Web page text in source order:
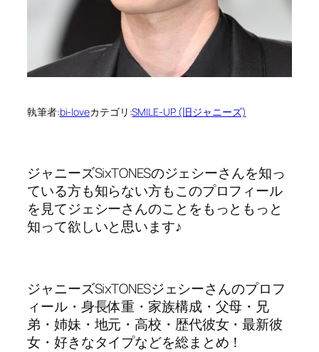
執筆者:bi-loveカテゴリ:SMILE-UP. (旧ジャニーズ)
ジャニーズSixTONESのジェシーさんを知っ
ている方も知らない方もこのプロフィール
を見てジェシーさんのことをもっともっと
知って欲しいと思います♪
ジャニーズSixTONESジェシーさんのプロフ
ィール・身長体重・家族構成・父母・兄
弟・姉妹・地元・高校・歴代彼女・最新彼
女・好きなタイプなどを総まとめ！